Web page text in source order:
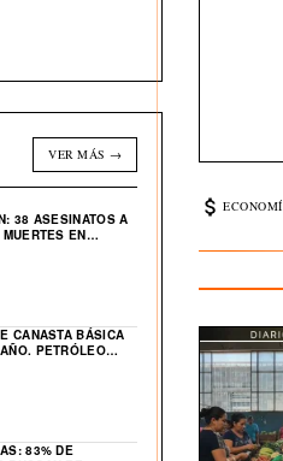
VER MÁS →
38 ASESINATOS A
EN
CANASTA BÁSICA
PETRÓLEO
83% DE